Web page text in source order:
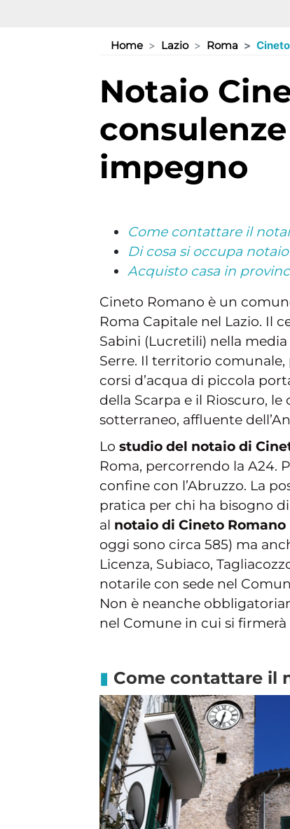
Home Lazio Roma
Notaio Cineto Romano (RM):
impegno
Come contattare il
Di cosa si occupa
Acquisto casa in
Cineto Romano è un
Roma Capitale nel Lazio. Il
Sabini (Lucretili) nella
Serre. Il territorio
corsi d’acqua di piccola
della Scarpa e il Rioscuro,
sotterraneo, affluente
Lo studio del notaio di
Roma, percorrendo la A24.
confine con l’Abruzzo. La
pratica per chi ha bisogno
al notaio di Cineto Romano
oggi sono circa 585) ma
Licenza, Subiaco,
notarile con sede nel
Non è neanche
nel Comune in cui si firmerà
Come contattare il